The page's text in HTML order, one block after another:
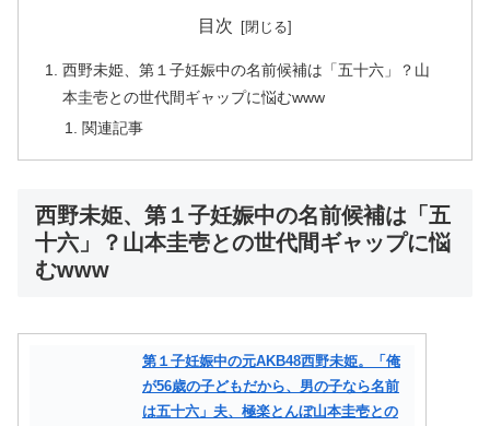
目次
西野未姫、第１子妊娠中の名前候補は「五十六」？山
本圭壱との世代間ギャップに悩むwww
関連記事
西野未姫、第１子妊娠中の名前候補は「五
十六」？山本圭壱との世代間ギャップに悩
むwww
第１子妊娠中の元AKB48西野未姫。「俺
が56歳の子どもだから、男の子なら名前
は五十六」夫、極楽とんぼ山本圭壱との